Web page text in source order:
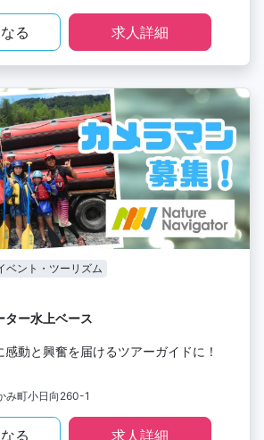
る 求人詳細
ベント・ツーリズム
ター水上ベース
動と興奮を届けるツアーガイドに！
み町小日向260-1
る 求人詳細